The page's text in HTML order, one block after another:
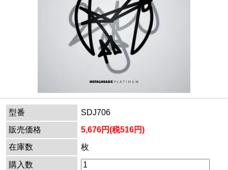
型番
SDJ706
販売価格
5,676円(税516円)
在庫数
枚
購入数